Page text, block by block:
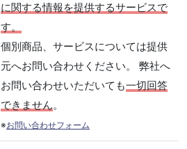
に関する情報を提供するサービスで
す。
個別商品、サービスについては提供
元へお問い合わせください。 弊社へ
お問い合わせいただいても一切回答
できません。
※お問い合わせフォーム